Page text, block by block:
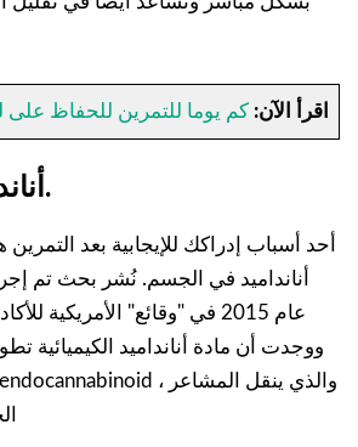
اقرأ الآن: كم يوما للتمرين للحفاظ على
أنانداميد كيماويات.
أحد أسباب إدراكك للإيجابية بعد التمرين
أنانداميد في الجسم. نُشر بحث تم
عام 2015 في "وقائع" الأمريكية
ووجدت أن مادة أنانداميد الكيميائية